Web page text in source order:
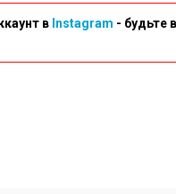
в Instagram - будьте